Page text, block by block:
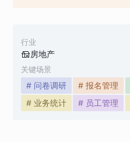
行业
房地产
关键场景
# 问卷调研 # 报名管理
# 业务统计
# 员工管理